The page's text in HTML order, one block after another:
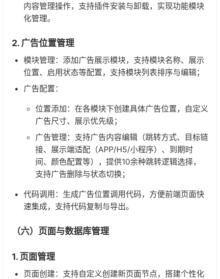
内容管理操作，支持插件安装与卸载，实现功能模块
化管理。
2. 广告位置管理
模块管理：添加广告展示模块，支持模块名称、展示
位置、启用状态等配置，支持模块列表排序与编辑；
广告配置：
位置添加：在各模块下创建具体广告位置，自定义
广告尺寸、展示优先级；
广告管理：支持广告内容编辑（跳转方式、目标链
接、展示端适配（APP/H5/小程序）、到期时
间、颜色配置等），提供10余种跳转逻辑选择，
支持广告删除与状态切换；
代码调用：生成广告位置调用代码，方便前端页面快
速集成，支持代码复制与导出。
（六）页面与数据库管理
1. 页面管理
页面创建：支持自定义创建新页面节点，搭建个性化